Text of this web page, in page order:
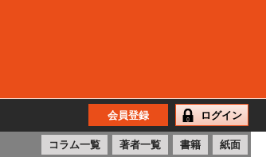
会員登録 ログイン
コラム一覧 著者一覧 書籍 紙面